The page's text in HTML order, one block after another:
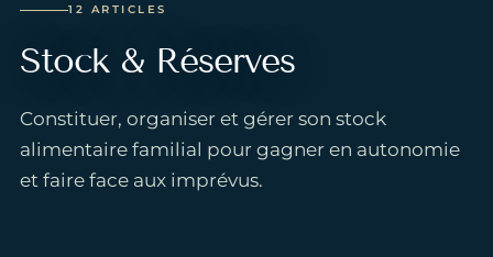
12 ARTICLES
Stock & Réserves
Constituer, organiser et gérer son stock
alimentaire familial pour gagner en autonomie
et faire face aux imprévus.